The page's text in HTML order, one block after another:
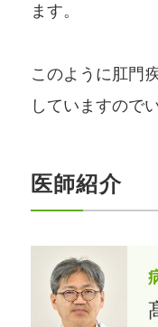
ます。
このように肛門
していますので
医師紹介